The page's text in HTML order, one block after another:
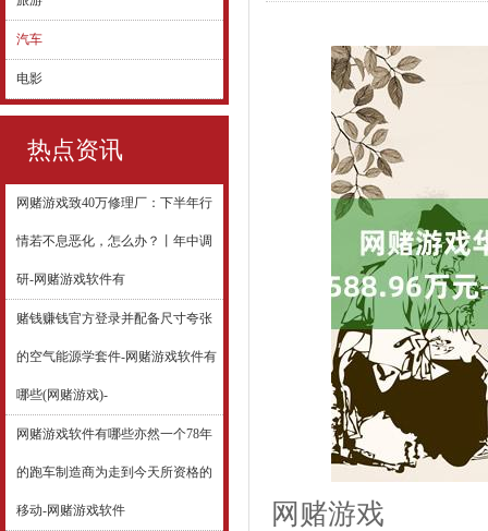
汽车
电影
热点资讯
网赌游戏致40万修理厂：下半年行
情若不息恶化，怎么办？丨年中调
研-网赌游戏软件有
赌钱赚钱官方登录并配备尺寸夸张
的空气能源学套件-网赌游戏软件有
哪些(网赌游戏)-
网赌游戏软件有哪些亦然一个78年
的跑车制造商为走到今天所资格的
移动-网赌游戏软件
网赌游戏